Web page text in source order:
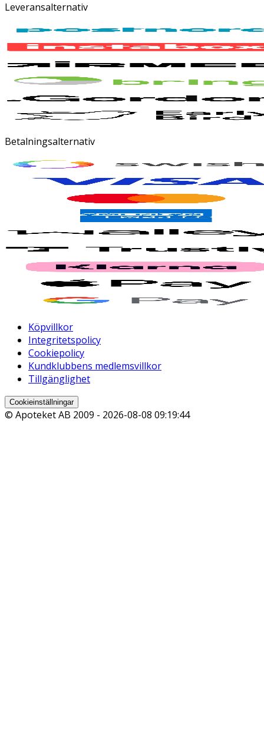
Leveransalternativ
Betalningsalternativ
Köpvillkor
Integritetspolicy
Cookiepolicy
Kundklubbens medlemsvillkor
Tillgänglighet
Cookieinställningar
© Apoteket AB 2009 - 2026-08-08 09:19:44